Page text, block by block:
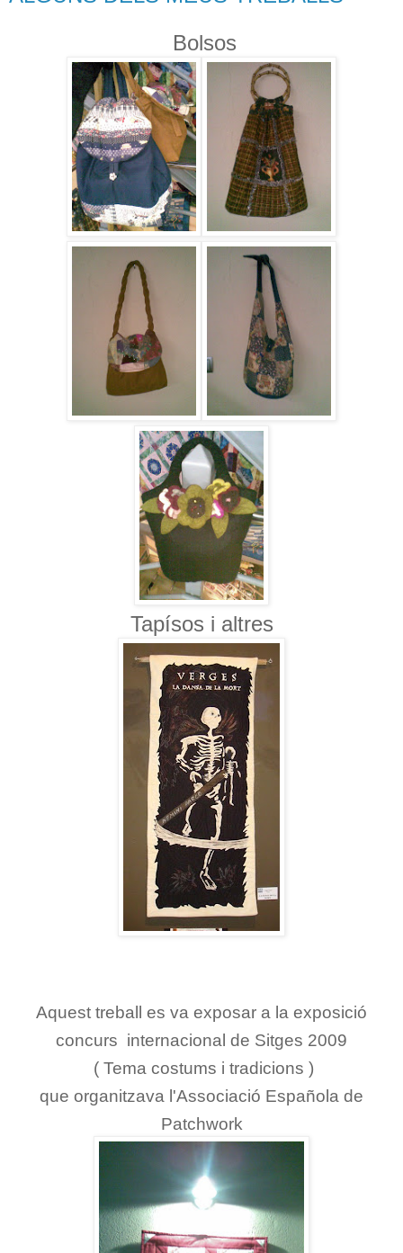
Bolsos
Tapísos i altres
Aquest treball es va exposar a la exposició
concurs internacional de Sitges 2009
( Tema costums i tradicions )
que organitzava l'Associació Española de
Patchwork